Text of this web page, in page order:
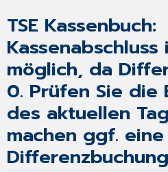
TSE Kassenbuch:
möglich, da
0. Prüfen Sie die
des aktuellen
machen ggf. eine